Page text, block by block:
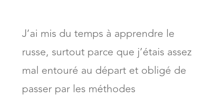
J’ai mis du temps à apprendre le
russe, surtout parce que j’étais assez
mal entouré au départ et obligé de
passer par les méthodes